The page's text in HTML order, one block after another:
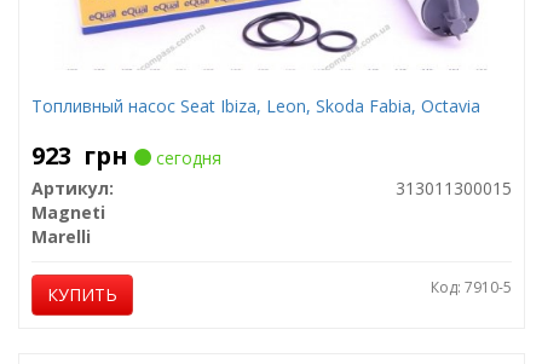
Топливный насос Seat Ibiza, Leon, Skoda Fabia, Octavia
923 грн
сегодня
Артикул:
313011300015
Magneti
Marelli
КУПИТЬ Код: 7910-5